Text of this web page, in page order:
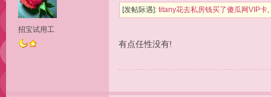
招宝试用工
[发帖际遇]: titany花去私房钱买了傻瓜网VIP卡
有点任性没有!